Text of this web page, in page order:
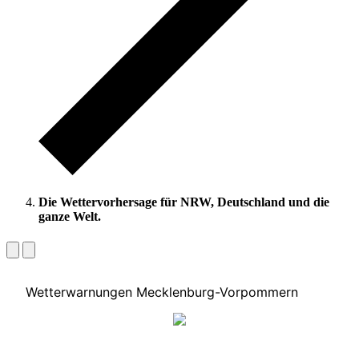
Die Wettervorhersage für NRW, Deutschland und die
ganze Welt.
Wetterwarnungen Mecklenburg-Vorpommern